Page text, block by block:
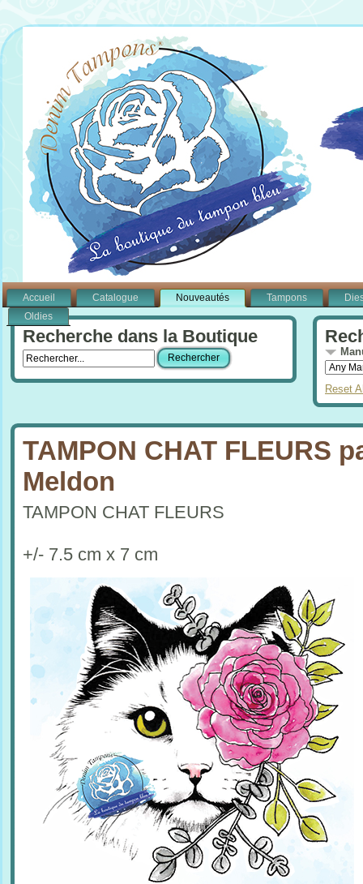
Accueil Catalogue Nouveautés Tampons
Oldies
Recherche dans la Boutique
Reset
TAMPON CHAT FLEURS
Meldon
TAMPON CHAT FLEURS
+/- 7.5 cm x 7 cm